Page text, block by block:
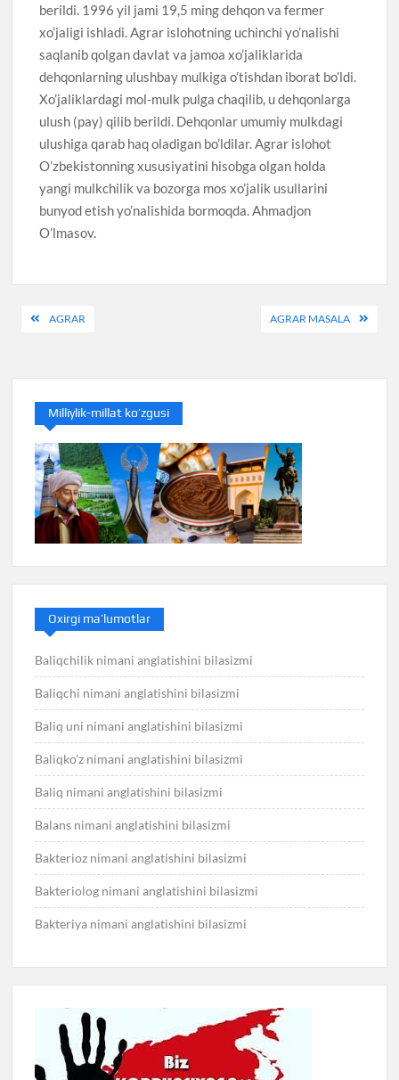
berildi. 1996 yil jami 19,5 ming dehqon va fermer
xo’jaligi ishladi. Agrar islohotning uchinchi yo’nalishi
saqlanib qolgan davlat va jamoa xo’jaliklarida
dehqonlarning ulushbay mulkiga o’tishdan iborat bo’ldi.
Xo’jaliklardagi mol-mulk pulga chaqilib, u dehqonlarga
ulush (pay) qilib berildi. Dehqonlar umumiy mulkdagi
ulushiga qarab haq oladigan bo’ldilar. Agrar islohot
O’zbekistonning xususiyatini hisobga olgan holda
yangi mulkchilik va bozorga mos xo’jalik usullarini
bunyod etish yo’nalishida bormoqda. Ahmadjon
O’lmasov.
PostAGRAR AGRAR MASALA
Milliylik-millat ko’zgusi
Oxirgi ma’lumotlar
Baliqchilik nimani anglatishini bilasizmi
Baliqchi nimani anglatishini bilasizmi
Baliq uni nimani anglatishini bilasizmi
Baliqko’z nimani anglatishini bilasizmi
Baliq nimani anglatishini bilasizmi
Balans nimani anglatishini bilasizmi
Bakterioz nimani anglatishini bilasizmi
Bakteriolog nimani anglatishini bilasizmi
Bakteriya nimani anglatishini bilasizmi